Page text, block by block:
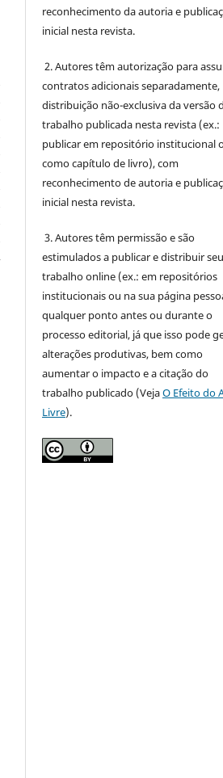
reconhecimento da autoria e
inicial nesta revista.
2. Autores têm autorização para
contratos adicionais separadamente,
distribuição não-exclusiva da versão
trabalho publicada nesta revista (ex.:
publicar em repositório institucional
como capítulo de livro), com
reconhecimento de autoria e
inicial nesta revista.
3. Autores têm permissão e são
estimulados a publicar e distribuir
trabalho online (ex.: em repositórios
institucionais ou na sua página
qualquer ponto antes ou durante o
processo editorial, já que isso pode
alterações produtivas, bem como
aumentar o impacto e a citação do
trabalho publicado (VejaO Efeito do
Livre).